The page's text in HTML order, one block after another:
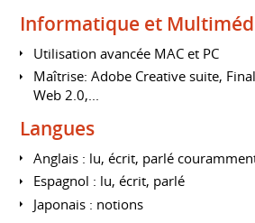
Informatique et
Utilisation avancée MAC et PC
Maîtrise: Adobe Creative suite,
Web 2.0,...
Langues
Anglais : lu, écrit, parlé
Espagnol : lu, écrit, parlé
Japonais : notions